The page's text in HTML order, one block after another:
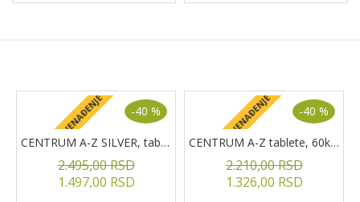
+ POKLON IZNENAĐENJE -40 %
CENTRUM A-Z SILVER, tablete, 60kom.
1.497,00 RSD
2.495,00 RSD + POKLON IZNENAĐENJE -40 %
CENTRUM A-Z tablete, 60kom
1.326,00 RSD
2.210,00 RSD